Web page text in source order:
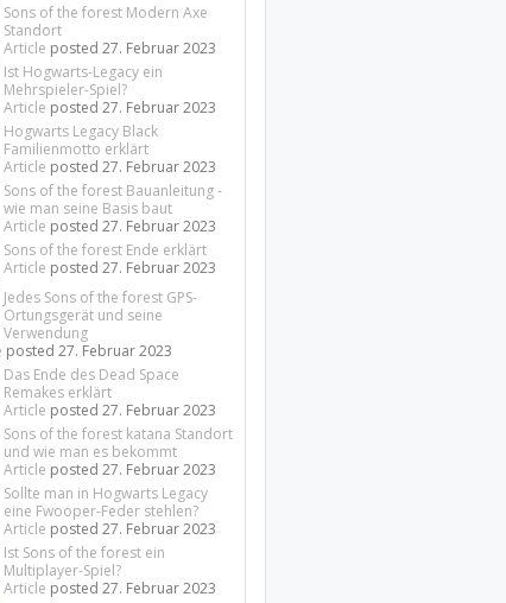
Sons of the forest Modern Axe
Standort
Article posted27. Februar 2023
Ist Hogwarts-Legacy ein
Mehrspieler-Spiel?
Article posted27. Februar 2023
Hogwarts Legacy Black
Familienmotto erklärt
Article posted27. Februar 2023
Sons of the forest Bauanleitung -
wie man seine Basis baut
Article posted27. Februar 2023
Sons of the forest Ende erklärt
Article posted27. Februar 2023
Jedes Sons of the forest GPS-
Ortungsgerät und seine
Verwendung
posted27. Februar 2023
Das Ende des Dead Space
Remakes erklärt
Article posted27. Februar 2023
Sons of the forest katana Standort
und wie man es bekommt
Article posted27. Februar 2023
Sollte man in Hogwarts Legacy
eine Fwooper-Feder stehlen?
Article posted27. Februar 2023
Ist Sons of the forest ein
Multiplayer-Spiel?
Article posted27. Februar 2023